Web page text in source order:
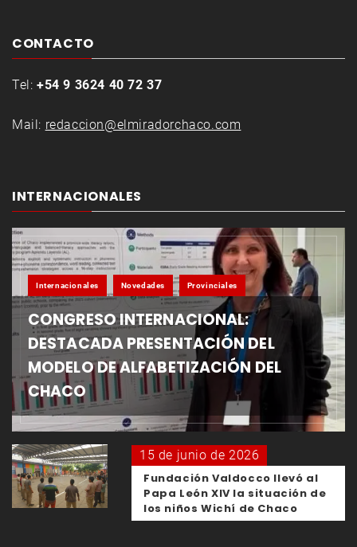
CONTACTO
Tel: +54 9 3624 40 72 37
Mail: redaccion@elmiradorchaco.com
INTERNACIONALES
Internacionales Novedades Provinciales
CONGRESO INTERNACIONAL:
DESTACADA PRESENTACIÓN DEL
MODELO DE ALFABETIZACIÓN DEL
CHACO
15 de junio de 2026
Fundación Valdocco llevó al
Papa León XIV la situación de
los niños Wichí de Chaco